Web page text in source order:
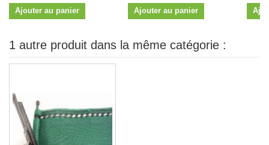
Ajouter au panier Ajouter au panier
1 autre produit dans la même catégorie :